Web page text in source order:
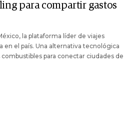
para compartir gastos
la plataforma líder de viajes
en el país. Una alternativa tecnológica
para conectar ciudades de